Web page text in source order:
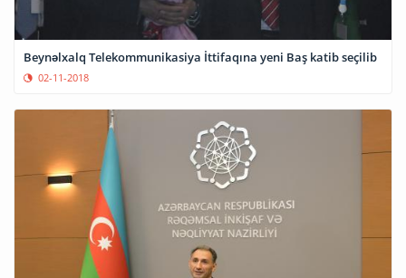
Beynəlxalq Telekommunikasiya İttifaqına yeni Baş katib seçilib
02-11-2018